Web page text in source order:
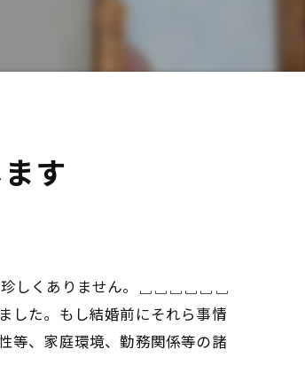
す
も珍しくありません。␣␣␣␣␣␣
した。もし結婚前にそれら事情
等、家庭環境、勤務関係等の諸